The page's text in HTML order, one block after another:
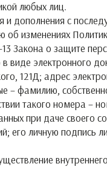
любых лиц.
и дополнения с
об изменениях
Закона о защите
виде электронного
121Д; адрес
– фамилию,
такого номера –
при даче своего
его личную подпись